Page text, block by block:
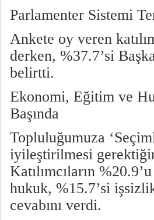
Parlamenter Sistemi
Ankete oy veren
derken, %37.7’si
belirtti.
Ekonomi, Eğitim ve
Başında
Topluluğumuza
iyileştirilmesi
Katılımcıların
hukuk, %15.7’si
cevabını verdi.